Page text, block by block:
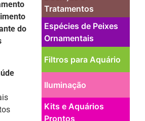
do
Tratamentos
Espécies de Peixes
Ornamentais
Filtros para Aquário
Iluminação
Kits e Aquários
Prontos